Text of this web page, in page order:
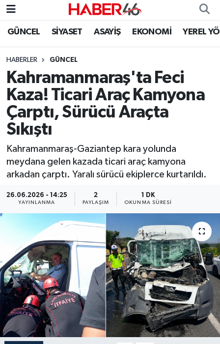
GÜNCEL SİYASET ASAYİŞ EKONOMİ YEREL
HABERLER GÜNCEL
Kahramanmaraş'ta Feci
Kaza! Ticari Araç Kamyona
Çarptı, Sürücü Araçta
Sıkıştı
Kahramanmaraş-Gaziantep kara yolunda
meydana gelen kazada ticari araç kamyona
arkadan çarptı. Yaralı sürücü ekiplerce kurtarıldı.
26.06.2026 - 14:25
YAYINLANMA
2
PAYLAŞIM
1 DK
OKUNMA SÜRESI
GÜNCEL
SİYASET
EKONOMİ
SPOR
YAŞAM
TEKNOLOJİ
EĞİTİM
İLÇE HABERLERİ
KÜLTÜR-SANAT
KSÜ
DÜNYA
ROPORTAJ
Nöbetçi Eczaneler
Hava Durumu
Kahramanmaraş Namaz Vakitleri
Trafik Durumu
Süper Lig Puan Durumu ve Fikstür
Tüm Manşetler
Haber Arşivi